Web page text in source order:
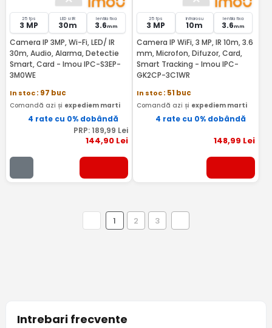
25 fps
3 MP
LED si IR
30m
lentila fixa
3.6mm
Camera IP 3MP, Wi-Fi, LED/ IR
30m, Audio, Alarma, Detectie
Smart, Card - Imou IPC-S3EP-
3M0WE
In stoc: 97 buc
Comandă azi și expediem marti
4 rate cu 0% dobândă
PRP: 189,99 Lei
144,90Lei
25 fps
3 MP
Infrarosu
10m
lentila fixa
3.6mm
Camera IP WiFi, 3 MP, IR 10m, 3.6
mm, Microfon, Difuzor, Card,
Smart Tracking - Imou IPC-
GK2CP-3C1WR
In stoc: 51 buc
Comandă azi și expediem marti
4 rate cu 0% dobândă
148,99 Lei
1 2 3
Intrebari frecvente